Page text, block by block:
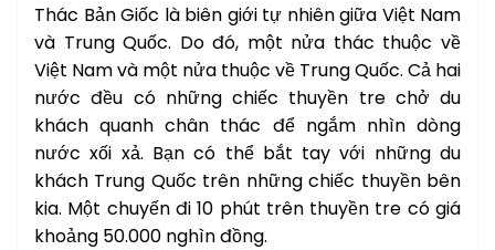
Thác Bản Giốc là biên giới tự nhiên giữa Việt Nam
và Trung Quốc. Do đó, một nửa thác thuộc về
Việt Nam và một nửa thuộc về Trung Quốc. Cả hai
nước đều có những chiếc thuyền tre chở du
khách quanh chân thác để ngắm nhìn dòng
nước xối xả. Bạn có thể bắt tay với những du
khách Trung Quốc trên những chiếc thuyền bên
kia. Một chuyến đi 10 phút trên thuyền tre có giá
khoảng 50.000 nghìn đồng.